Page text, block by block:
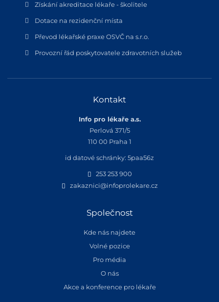
Získání akreditace lékaře - školitele
Dotace na rezidenční místa
Převod lékařské praxe OSVČ na s.r.o.
Provozní řád poskytovatele zdravotních služeb
Kontakt
Info pro lékaře a.s.
Perlová 371/5
110 00 Praha 1
id datové schránky: 5paa56z
253 253 900
zakaznici@infoprolekare.cz
Společnost
Kde nás najdete
Volné pozice
Pro média
O nás
Akce a konference pro lékaře